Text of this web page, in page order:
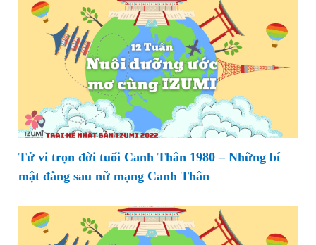
Tử vi trọn đời tuổi Canh Thân 1980 – Những bí
mật đằng sau nữ mạng Canh Thân